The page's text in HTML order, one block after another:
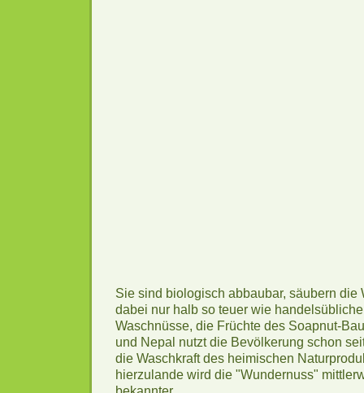
Sie sind biologisch abbaubar, säubern die
dabei nur halb so teuer wie
Waschnüsse, die Früchte des Soapnut-
und Nepal nutzt die Bevölkerung schon
die Waschkraft des heimischen
hierzulande wird die "Wundernuss"